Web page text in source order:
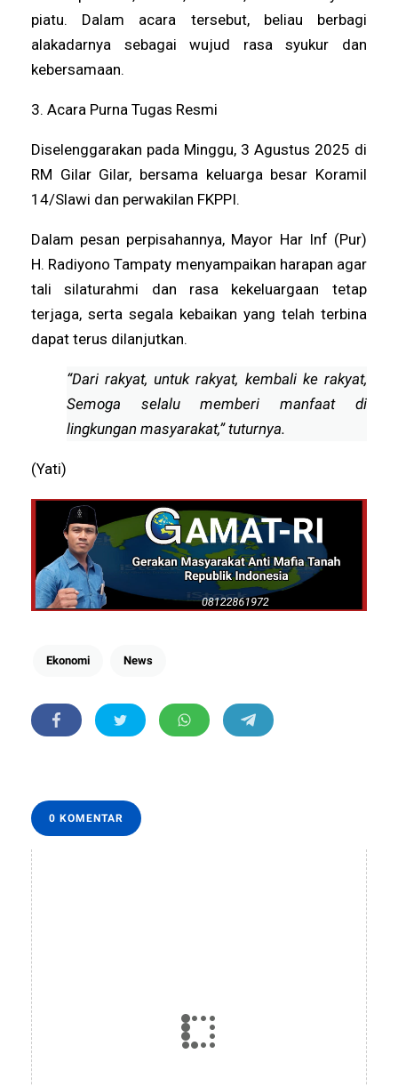
piatu. Dalam acara tersebut, beliau berbagi
alakadarnya sebagai wujud rasa syukur dan
kebersamaan.
3. Acara Purna Tugas Resmi
Diselenggarakan pada Minggu, 3 Agustus 2025 di
RM Gilar Gilar, bersama keluarga besar Koramil
14/Slawi dan perwakilan FKPPI.
Dalam pesan perpisahannya, Mayor Har Inf (Pur)
H. Radiyono Tampaty menyampaikan harapan agar
tali silaturahmi dan rasa kekeluargaan tetap
terjaga, serta segala kebaikan yang telah terbina
dapat terus dilanjutkan.
“Dari rakyat, untuk rakyat, kembali ke rakyat,
Semoga selalu memberi manfaat di
lingkungan masyarakat,” tuturnya.
(Yati)
Ekonomi News
0 KOMENTAR